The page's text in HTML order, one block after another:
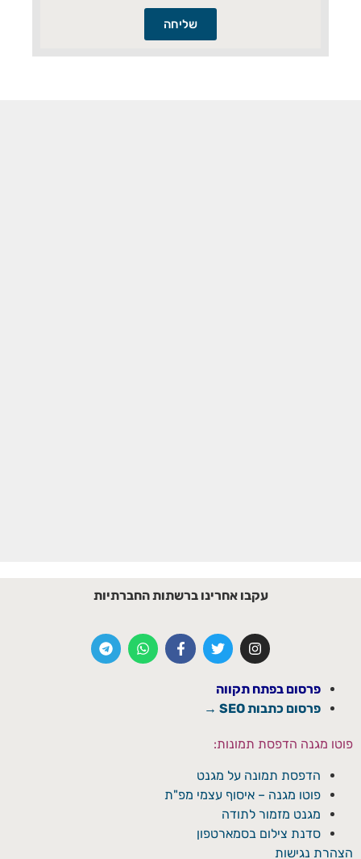
שליחה
עקבו אחרינו ברשתות החברתיות
פרסום בפתח תקווה
פרסום כתבות SEO →
פוטו מגנה הדפסת תמונות:
הדפסת תמונה על מגנט
פוטו מגנה – איסוף עצמי מפ"ת
מגנט מזמור לתודה
סדנת צילום בסמארטפון
הצהרת נגישות